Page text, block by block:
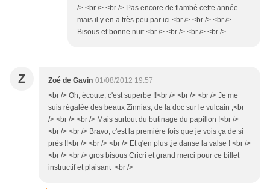
/> <br /> <br /> Pas encore de flambé cette année
mais il y en a très peu par ici.<br /> <br /> <br />
Bisous et bonne nuit.<br /> <br /> <br /> <br />
Z Zoé de Gavin 01/08/2012 19:57
<br /> Oh, écoute, c'est superbe !!<br /> <br /> <br /> Je me
suis régalée des beaux Zinnias, de la doc sur le vulcain ,<br
/> <br /> <br /> Mais surtout du butinage du papillon !<br />
<br /> <br /> Bravo, c'est la première fois que je vois ça de si
près !!<br /> <br /> <br /> Et q'en plus ,je danse la valse ! <br />
<br /> <br /> gros bisous Cricri et grand merci pour ce billet
instructif et plaisant <br />